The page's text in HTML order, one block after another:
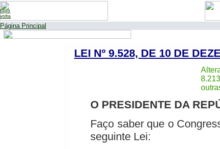
topo
volta
Página Principal
LEI Nº 9.528, DE 10 DE
O PRESIDENTE DA
Faço saber que o
seguinte Lei: